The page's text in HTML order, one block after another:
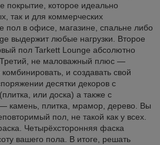
покрытие, которое идеально
так и для коммерческих
пол в офисе, магазине, спальне либо
выдержит любые нагрузки. Второе
пол Tarkett Lounge абсолютно
Третий, не маловажный плюс ―
и создавать свой
десятки декоров с
или доска) а также с
камень, плитка, мрамор, дерево. Вы
пол, не такой как у всех.
Четырёхсторонняя фаска
вашего пола. В итоге, решать